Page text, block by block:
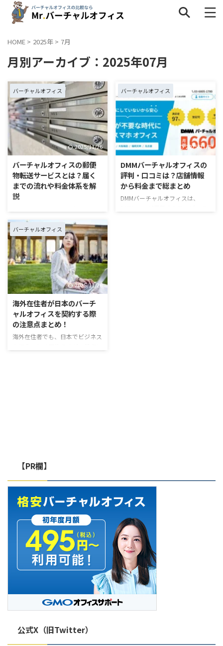
タグ一覧
インタビュー
キャンペーン サービス内容
ネットショップ バーチャルオフィスの疑問 個人事業主
地域 料金・格安 比較 法人 解約
評判・口コミ 選び方 銀行
HOME > 2025年 > 7月
月別アーカイブ：2025年07月
バーチャルオフィス
2025/11/26
バーチャルオフィスの郵便
物転送サービスとは？届く
までの流れや料金体系を解
説
リットのひとつに、郵便物転送サ
ービスがあります。事業用の住所
を持ちながら、実際にはオフィス
に通わずに郵便物を受け取れる便
利なサービスです。 本記事で
は、バーチャルオフィスの郵便物
転送サービスの基本的な仕組みや
流れ、料金体系について詳しく解
説します。また、主要なバーチャ
ルオフィス事業者の郵便物転送サ
ービスの対応状況や料金も紹介し
ますので、サービスを選ぶ際の参
考にしてください。 https://mr-
バーチャルオフィス
2025/11/8
DMMバーチャルオフィスの
評判・口コミは？店舗情報
から料金まで総まとめ
DMMバーチャルオフィスは、
バーチャルオフィス
2025/11/26
海外在住者が日本のバーチ
ャルオフィスを契約する際
の注意点まとめ！
海外在住者でも、日本でビジネス
外在住者でも利用できるバーチャ
ぜひ参考にしてください。 海外
在住者でも日本国内のバーチャル
オ ...
【PR欄】
公式X（旧Twitter）